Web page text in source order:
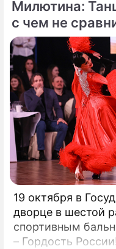
присутствия.
преимуществами
проблемы,
правовой сфере.
препятствий
предприятий,
возможность
Милютина:
с чем не
19 октября в
дворце в шестой
спортивным
– Гордость России!".